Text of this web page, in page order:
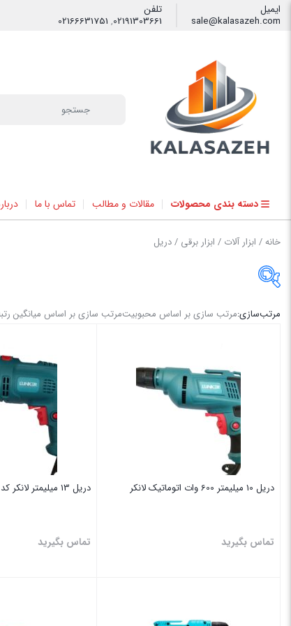
ایمیل
sale@kalasazeh.com
تلفن
02191303661
,
02166631751
دسته بندی محصولات مقالات و مطالب تماس با ما
خانه/ ابزار آلات / ابزار برقی / دریل
فیلتر محصولات
مرتب‌سازی:مرتب سازی بر اساس محبوبیتمرتب سازی بر اساس میانگین
دریل 10 میلیمتر 600 وات اتوماتیک لانکر
تماس بگیرید
دریل 13 میلیمتر لانکر کد M_ID850
تماس بگیرید